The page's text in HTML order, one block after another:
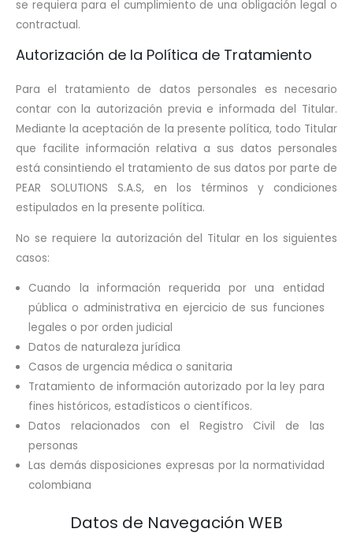
se requiera para el cumplimiento de una obligación legal o
contractual.
Autorización de la Política de Tratamiento
Para el tratamiento de datos personales es necesario
contar con la autorización previa e informada del Titular.
Mediante la aceptación de la presente política, todo Titular
que facilite información relativa a sus datos personales
está consintiendo el tratamiento de sus datos por parte de
PEAR SOLUTIONS S.A.S, en los términos y condiciones
estipulados en la presente política.
No se requiere la autorización del Titular en los siguientes
casos:
Cuando la información requerida por una entidad
pública o administrativa en ejercicio de sus funciones
legales o por orden judicial
Datos de naturaleza jurídica
Casos de urgencia médica o sanitaria
Tratamiento de información autorizado por la ley para
fines históricos, estadísticos o científicos.
Datos relacionados con el Registro Civil de las
personas
Las demás disposiciones expresas por la normatividad
colombiana
Datos de Navegación WEB